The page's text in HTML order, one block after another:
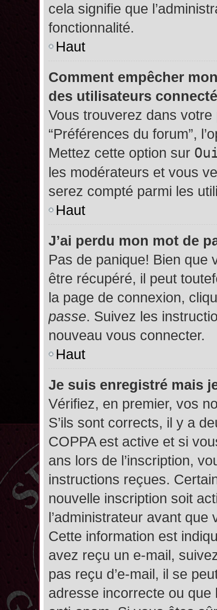
cela signifie que
fonctionnalité.
Haut
Comment empêcher
des utilisateurs
Vous trouverez dans votre
“Préférences du forum”,
Mettez cette option sur
les modérateurs et vous
serez compté parmi les
Haut
J’ai perdu mon mot de
Pas de panique! Bien que
être récupéré, il peut
la page de connexion,
passe. Suivez les
nouveau vous connecter.
Haut
Je suis enregistré mais
Vérifiez, en premier, vos
S’ils sont corrects, il y a
COPPA est active et si
ans lors de l’inscription,
instructions reçues.
nouvelle inscription soit
l’administrateur avant
Cette information est
avez reçu un e-mail,
pas reçu d’e-mail, il se
adresse incorrecte ou que